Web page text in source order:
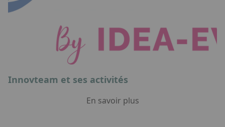
Innovteam et ses activités
En savoir plus